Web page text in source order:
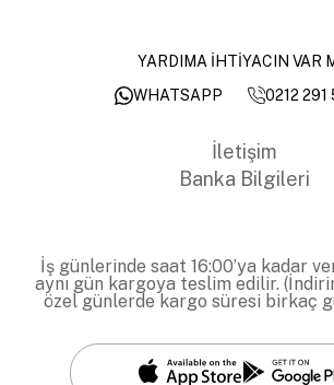
YARDIMA İHTİYACIN VAR
WHATSAPP
0212 291
İletişim
Banka Bilgileri
İş günlerinde saat 16:00’ya kadar
aynı gün kargoya teslim edilir.
özel günlerde kargo süresi birkaç